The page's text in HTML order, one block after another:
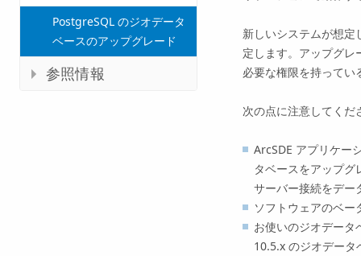
PostgreSQL のジオデータ
ベースのアップグレード
参照情報
新しいシステムが想定
定します。アップグレ
必要な権限を持ってい
次の点に注意してくだ
ArcSDE アプリケー
タベースをアップ
サーバー接続をデー
ソフトウェアのベ
お使いのジオデー
10.5.x のジオデータ